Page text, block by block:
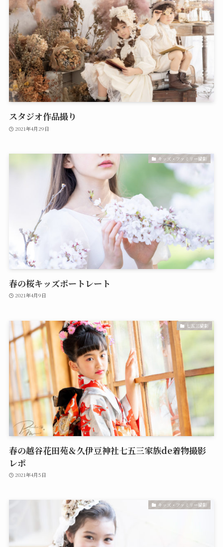
スタジオ作品撮り
2021年4月29日
キッズ・ファミリー撮影
春の桜キッズポートレート
2021年4月9日
七五三撮影
春の越谷花田苑＆久伊豆神社七五三家族de着物撮影
レポ
2021年4月5日
キッズ・ファミリー撮影